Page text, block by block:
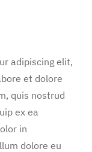
adipiscing elit,
et dolore
quis nostrud
ex ea
in
dolore eu